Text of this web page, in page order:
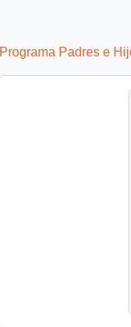
Programa Padres e